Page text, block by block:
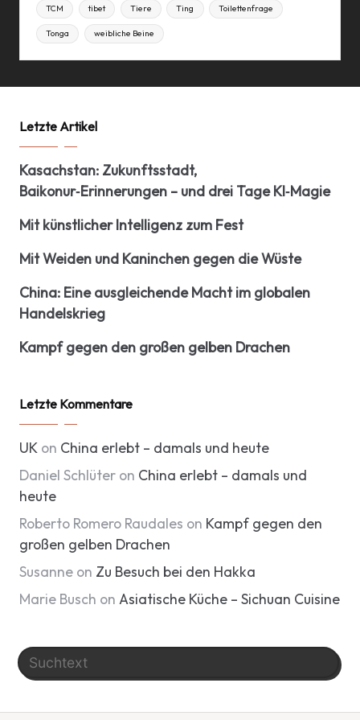
TCM tibet Tiere Ting Toilettenfrage
Tonga weibliche Beine
Letzte Artikel
Kasachstan: Zukunftsstadt,
Baikonur‑Erinnerungen – und drei Tage KI‑Magie
Mit künstlicher Intelligenz zum Fest
Mit Weiden und Kaninchen gegen die Wüste
China: Eine ausgleichende Macht im globalen
Handelskrieg
Kampf gegen den großen gelben Drachen
Letzte Kommentare
UK on China erlebt – damals und heute
Daniel Schlüter on China erlebt – damals und
heute
Roberto Romero Raudales on Kampf gegen den
großen gelben Drachen
Susanne on Zu Besuch bei den Hakka
Marie Busch on Asiatische Küche – Sichuan Cuisine
Search